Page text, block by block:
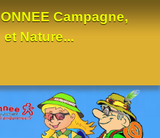
Campagne,
Nature...